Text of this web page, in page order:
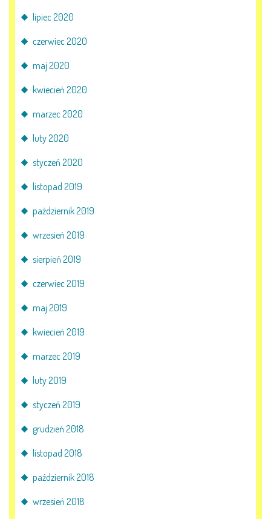
lipiec 2020
czerwiec 2020
maj 2020
kwiecień 2020
marzec 2020
luty 2020
styczeń 2020
listopad 2019
październik 2019
wrzesień 2019
sierpień 2019
czerwiec 2019
maj 2019
kwiecień 2019
marzec 2019
luty 2019
styczeń 2019
grudzień 2018
listopad 2018
październik 2018
wrzesień 2018